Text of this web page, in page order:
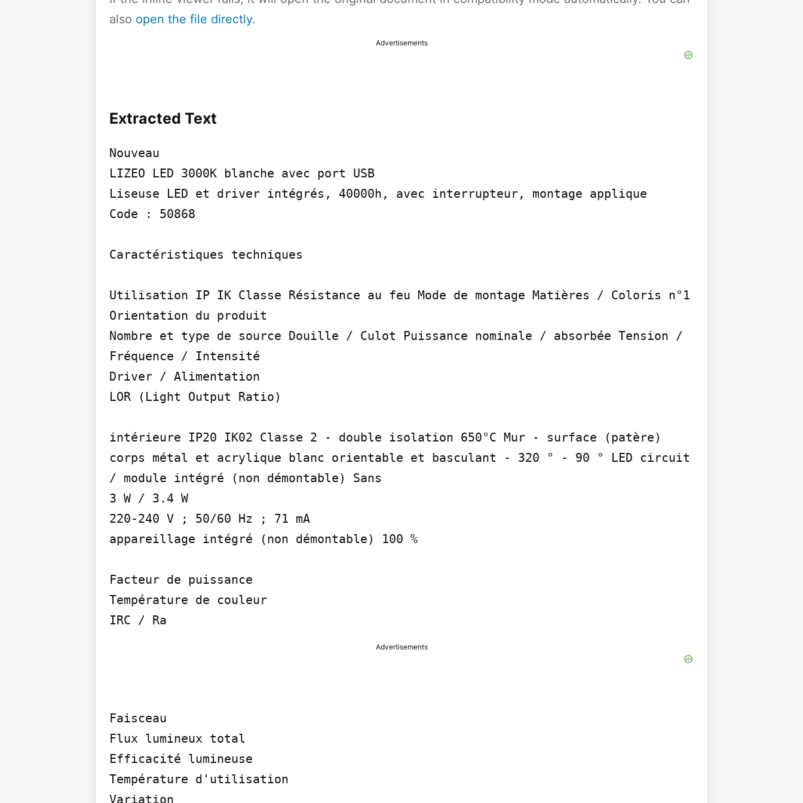
also open the file directly.
Advertisements
Extracted Text
Nouveau
LIZEO LED 3000K blanche avec port USB
Liseuse LED et driver intégrés, 40000h, avec interrupteur, montage applique
Code : 50868
Caractéristiques techniques
Utilisation IP IK Classe Résistance au feu Mode de montage Matières / Coloris n°1
Orientation du produit
Nombre et type de source Douille / Culot Puissance nominale / absorbée Tension /
Fréquence / Intensité
Driver / Alimentation
LOR (Light Output Ratio)
intérieure IP20 IK02 Classe 2 - double isolation 650°C Mur - surface (patère)
corps métal et acrylique blanc orientable et basculant - 320 ° - 90 ° LED circuit
/ module intégré (non démontable) Sans
3 W / 3.4 W
220-240 V ; 50/60 Hz ; 71 mA
appareillage intégré (non démontable) 100 %
Facteur de puissance
Température de couleur
IRC / Ra
Advertisements
Faisceau
Flux lumineux total
Efficacité lumineuse
Température d'utilisation
Variation